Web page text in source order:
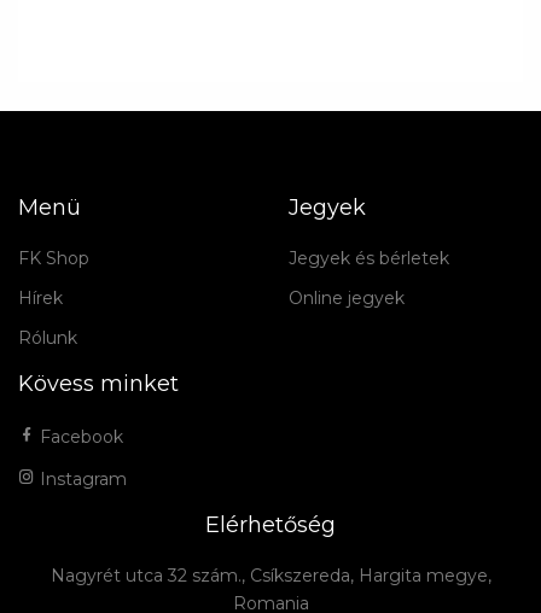
Menü
FK Shop
Hírek
Rólunk
Jegyek
Jegyek és bérletek
Online jegyek
Kövess minket
Facebook
Instagram
Elérhetőség
Nagyrét utca 32 szám., Csíkszereda, Hargita megye,
Romania